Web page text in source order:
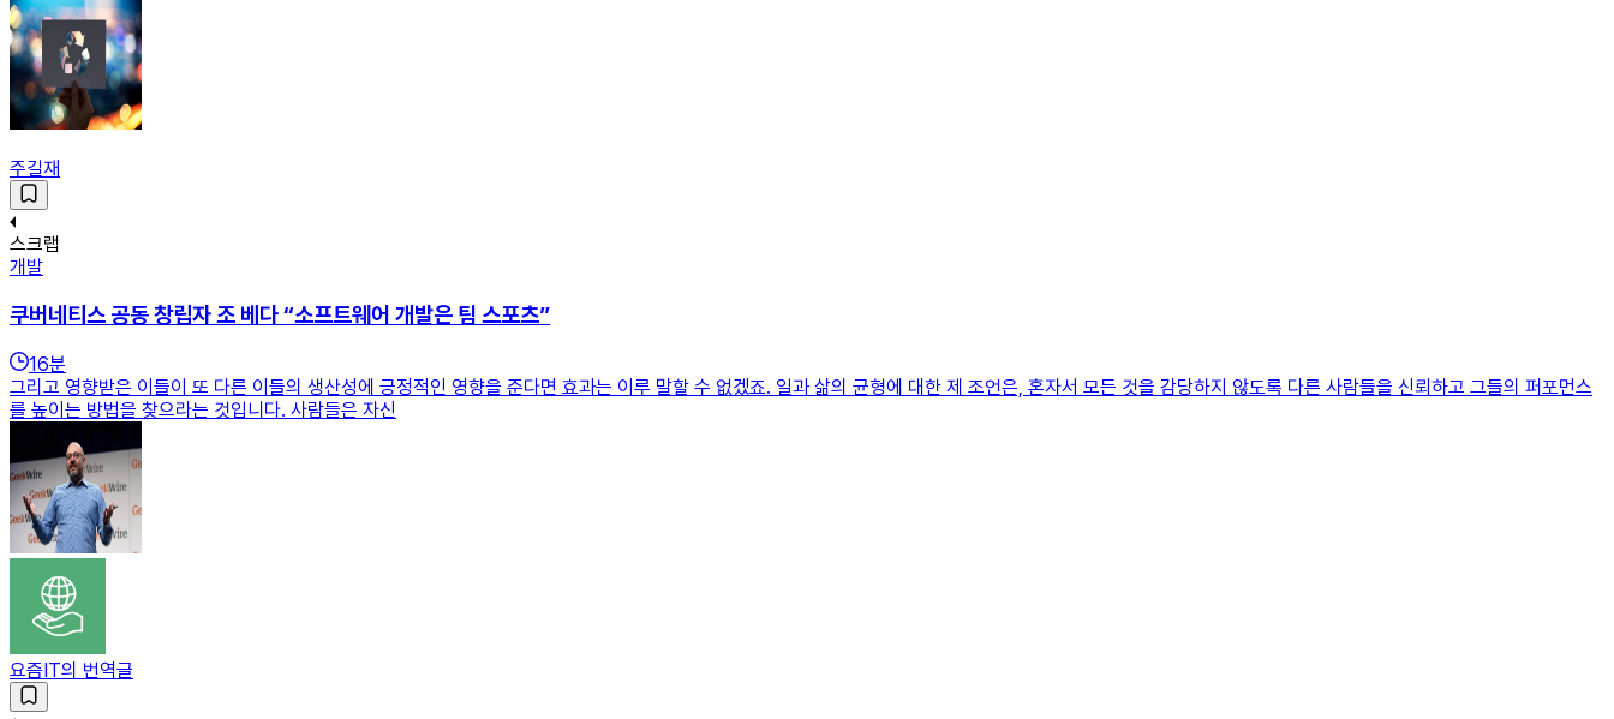
주길재
스크랩
개발
쿠버네티스 공동 창립자 조 베다 “소프트웨어 개발은 팀 스포츠”
16분
그리고 영향받은 이들이 또 다른 이들의 생산성에 긍정적인 영향을 준다면 효과는 이루 말할 수 없겠죠. 일과 삶의 균형에 대한 제 조언은, 혼자서 모든 것을 감당하지 않도록 다른 사람들을 신뢰하고 그들의 퍼포먼스
를 높이는 방법을 찾으라는 것입니다. 사람들은 자신
요즘IT의 번역글